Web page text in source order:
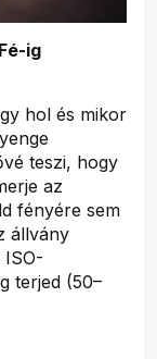
ig
hol és mikor
teszi, hogy
az
fényére sem
állvány
ISO-
terjed (50–